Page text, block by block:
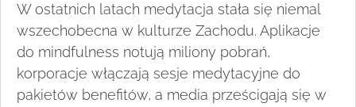
W ostatnich latach medytacja stała się niemal
wszechobecna w kulturze Zachodu. Aplikacje
do mindfulness notują miliony pobrań,
korporacje włączają sesje medytacyjne do
pakietów benefitów, a media prześcigają się w